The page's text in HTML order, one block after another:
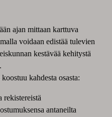
ajan mittaan karttuva
voidaan edistää tulevien
kestävää kehitystä
kahdesta osasta:
rekistereistä
antaneilta